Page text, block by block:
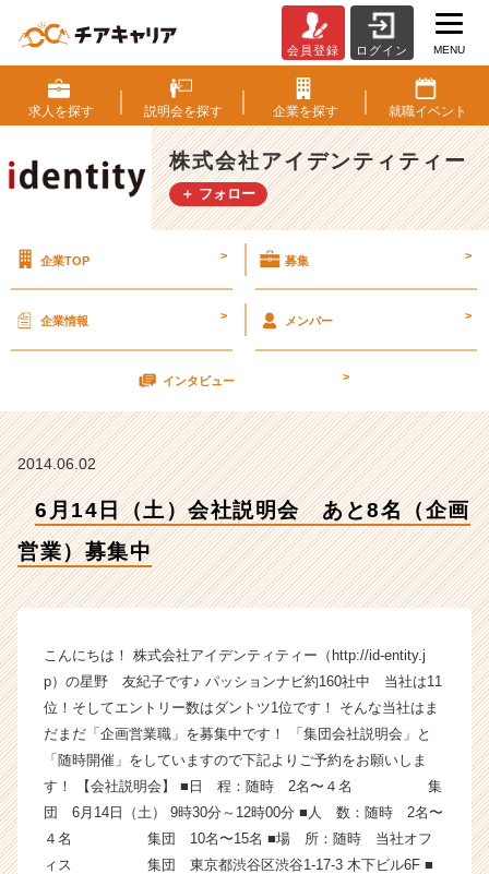
月
1
4
日
（土）
会
会
8
名
集
会
ア
イ
デ
テ
ィ
テ
ィ
ー
の
会員登録 ログイン MENU
求人を探す 説明会を探す 企業を探す 就職イベント
株式会社アイデンティティー
＋ フォロー
企業TOP > 募集 >
企業情報 > メンバー >
インタビュー >
2014.06.02
6月14日（土）会社説明会 あと8名（企画
営業）募集中
こんにちは！ 株式会社アイデンティティー（http://id-entity.j
p）の星野 友紀子です♪ パッションナビ約160社中 当社は11
位！そしてエントリー数はダントツ1位です！ そんな当社はま
だまだ「企画営業職」を募集中です！ 「集団会社説明会」と
「随時開催」をしていますので下記よりご予約をお願いしま
す！ 【会社説明会】 ■日 程：随時 2名〜４名 集
団 6月14日（土） 9時30分～12時00分 ■人 数：随時 2名〜
４名 集団 10名〜15名 ■場 所：随時 当社オフ
ィス 集団 東京都渋谷区渋谷1-17-3 木下ビル6F ■